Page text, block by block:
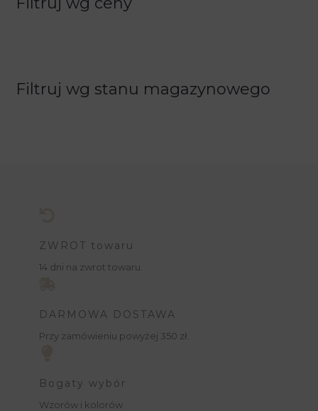
Filtruj wg stanu magazynowego
ZWROT towaru
14 dni na zwrot towaru.
DARMOWA DOSTAWA
Przy zamówieniu powyżej 350 zł.
Bogaty wybór
Wzorów i kolorów